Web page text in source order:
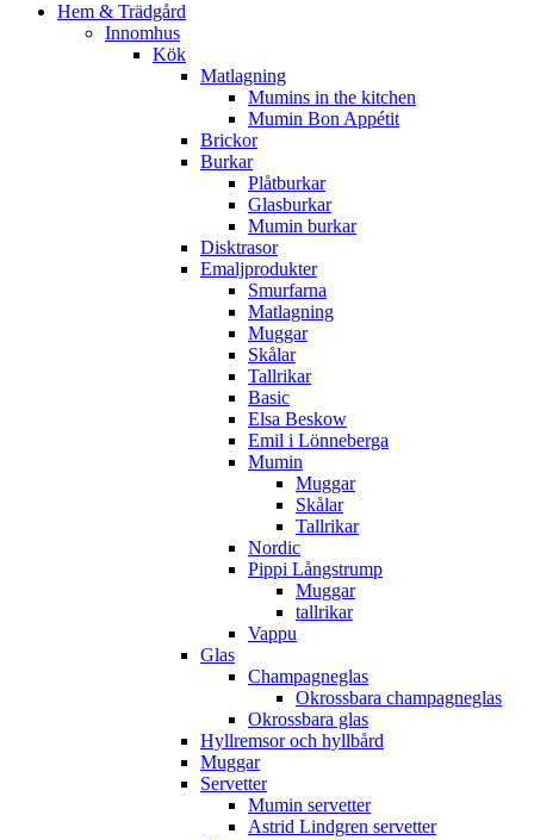
Hem & Trädgård
Innomhus
Kök
Matlagning
Mumins in the kitchen
Mumin Bon Appétit
Brickor
Burkar
Plåtburkar
Glasburkar
Mumin burkar
Disktrasor
Emaljprodukter
Smurfarna
Matlagning
Muggar
Skålar
Tallrikar
Basic
Elsa Beskow
Emil i Lönneberga
Mumin
Muggar
Skålar
Tallrikar
Nordic
Pippi Långstrump
Muggar
tallrikar
Vappu
Glas
Champagneglas
Okrossbara champagneglas
Okrossbara glas
Hyllremsor och hyllbård
Muggar
Servetter
Mumin servetter
Astrid Lindgren servetter